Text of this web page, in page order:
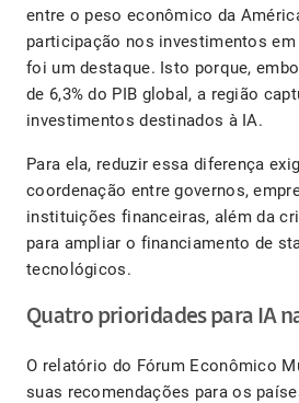
entre o peso econômico da
participação nos investimentos
foi um destaque. Isto porque,
de 6,3% do PIB global, a região
investimentos destinados à IA.
Para ela, reduzir essa diferença
coordenação entre governos,
instituições financeiras, além da
para ampliar o financiamento de
tecnológicos.
Quatro prioridades para IA
O relatório do Fórum Econômico
suas recomendações para os